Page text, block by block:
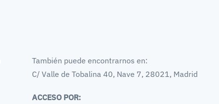
También puede encontrarnos en:
C/ Valle de Tobalina 40, Nave 7, 28021, Madrid
ACCESO POR: